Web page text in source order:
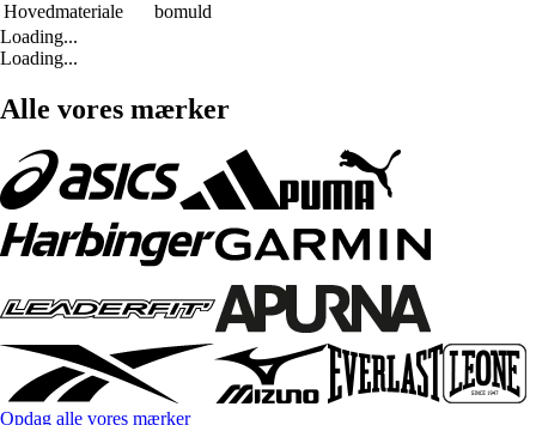
Hovedmateriale
bomuld
Loading...
Loading...
Alle vores mærker
Opdag alle vores mærker